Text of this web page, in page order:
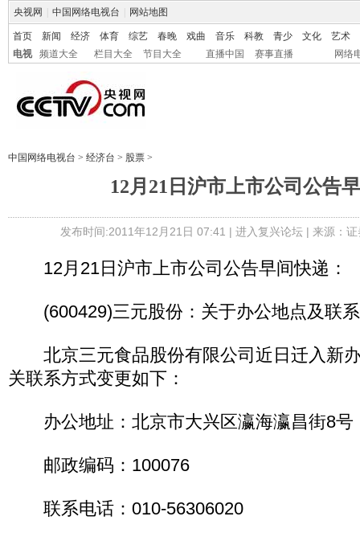
央视网 中国网络电视台 网站地图
首页 新闻 经济 体育 综艺 春晚 戏曲 音乐 科教 青少 文化
艺术
电视
频道大全 栏目大全 节目大全 直播中国 赛事直播 网络
中国网络电视台 > 经济台 > 股票 >
12月21日沪市上市公司公告
发布时间:2011年12月21日 07:41 | 进入复兴论坛| 来源：
12月21日沪市上市公司公告早间快递：
(600429)三元股份：关于办公地点及联系
北京三元食品股份有限公司近日迁入新
关联系方式变更如下：
办公地址：北京市大兴区瀛海瀛昌街8号
邮政编码：100076
联系电话：010-56306020